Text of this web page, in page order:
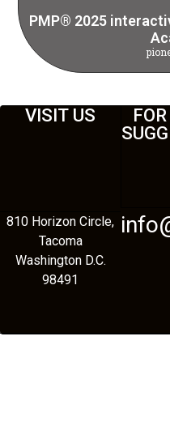
PMP® 2025
VISIT US
810 Horizon Circle,
Tacoma
Washington D.C.
98491